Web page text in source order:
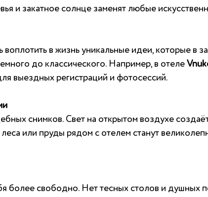
и закатное солнце заменят любые
в жизнь уникальные идеи, которые в
до классического. Например, в отеле
выездных регистраций и фотосессий.
снимков. Свет на открытом воздухе
или пруды рядом с отелем станут
более свободно. Нет тесных столов и душных